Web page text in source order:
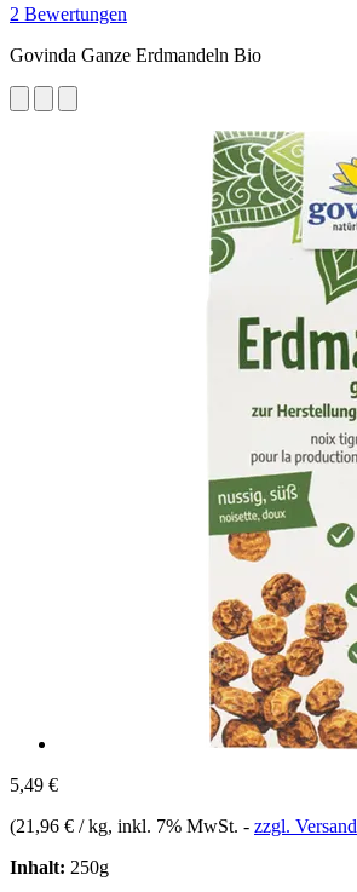
2 Bewertungen
Govinda Ganze Erdmandeln Bio
5,49 €
(21,96 € / kg, inkl. 7% MwSt. - zzgl. Versand
Inhalt: 250g